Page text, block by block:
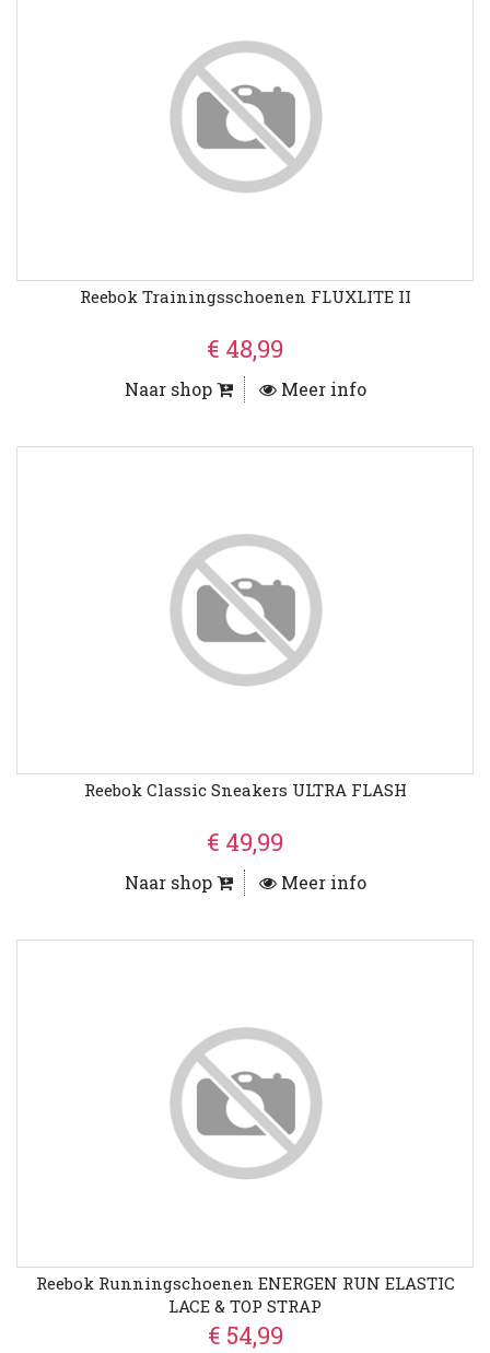
Reebok Trainingsschoenen FLUXLITE II
€ 48,99
Naar shop Meer info
Reebok Classic Sneakers ULTRA FLASH
€ 49,99
Naar shop Meer info
Reebok Runningschoenen ENERGEN RUN ELASTIC
LACE & TOP STRAP
€ 54,99